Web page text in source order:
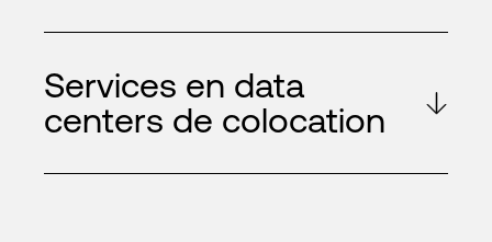
Services en data
centers de colocation